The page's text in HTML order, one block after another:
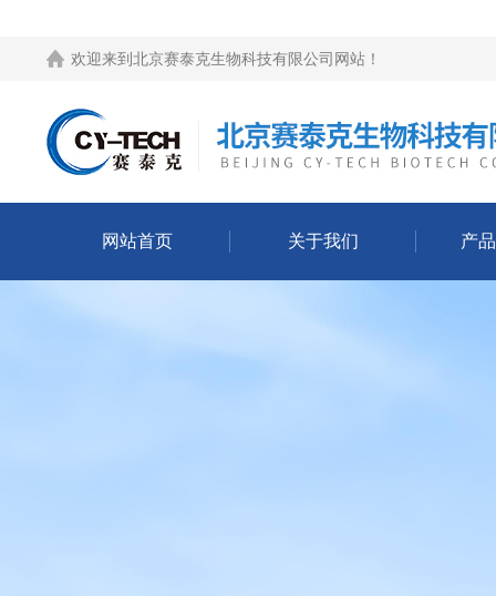
欢迎来到 北京赛泰克生物科技有限公司网站 ！
网站首页 关于我们 产